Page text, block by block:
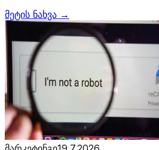
მეტის ნახვა →